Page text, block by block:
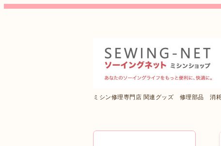
ミシン修理専門店 関連グッズ 修理部品 消